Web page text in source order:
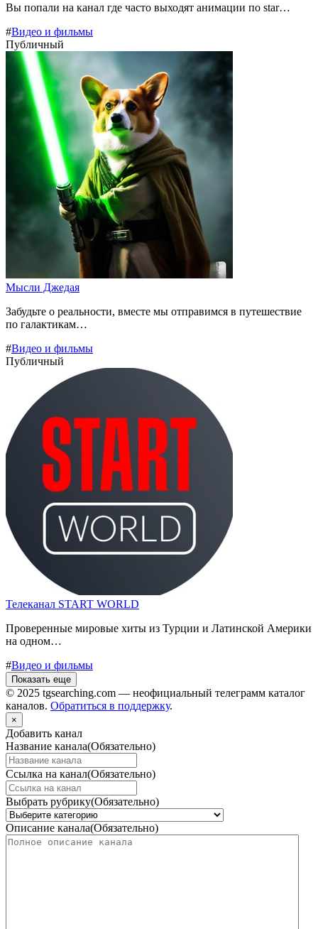
Вы попали на канал где часто выходят анимации по star…
#Видео и фильмы
Публичный
Мысли Джедая
Забудьте о реальности, вместе мы отправимся в путешествие
по галактикам…
#Видео и фильмы
Публичный
Телеканал START WORLD
Проверенные мировые хиты из Турции и Латинской Америки
на одном…
#Видео и фильмы
Показать еще
© 2025 tgsearching.com — неофициальный телеграмм каталог
каналов. Обратиться в поддержку.
×
Добавить канал
Название канала(Обязательно)
Ссылка на канал(Обязательно)
Выбрать рубрику(Обязательно)
Описание канала(Обязательно)